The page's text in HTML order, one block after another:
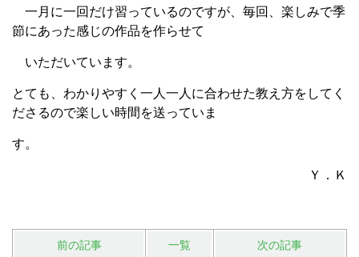
一月に一回だけ習っているのですが、毎回、楽しみで季
節にあった感じの作品を作らせて
いただいています。
とても、わかりやすく一人一人に合わせた教え方をしてく
ださるので楽しい時間を送っていま
す。
Ｙ．Ｋ
前の記事 一覧 次の記事